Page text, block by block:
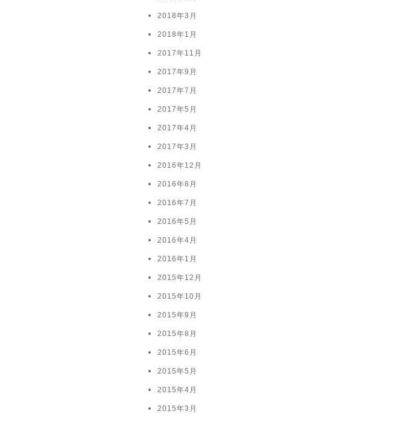
2018年3月
2018年1月
2017年11月
2017年9月
2017年7月
2017年5月
2017年4月
2017年3月
2016年12月
2016年8月
2016年7月
2016年5月
2016年4月
2016年1月
2015年12月
2015年10月
2015年9月
2015年8月
2015年6月
2015年5月
2015年4月
2015年3月